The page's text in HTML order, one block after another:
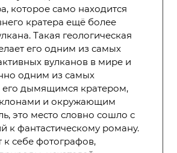
которое само находится
кратера ещё более
Такая геологическая
его одним из самых
вулканов в мире и
одним из самых
его дымящимся кратером,
и окружающим
это место словно сошло с
к фантастическому роману.
к себе фотографов,